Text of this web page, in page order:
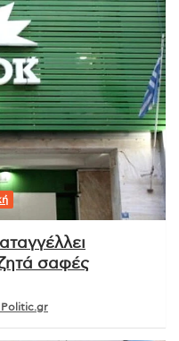
σαφές
Politic.gr